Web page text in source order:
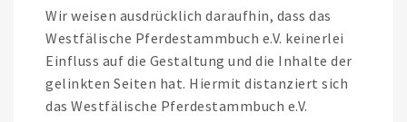
Wir weisen ausdrücklich daraufhin, dass das
Westfälische Pferdestammbuch e.V. keinerlei
Einfluss auf die Gestaltung und die Inhalte der
gelinkten Seiten hat. Hiermit distanziert sich
das Westfälische Pferdestammbuch e.V.